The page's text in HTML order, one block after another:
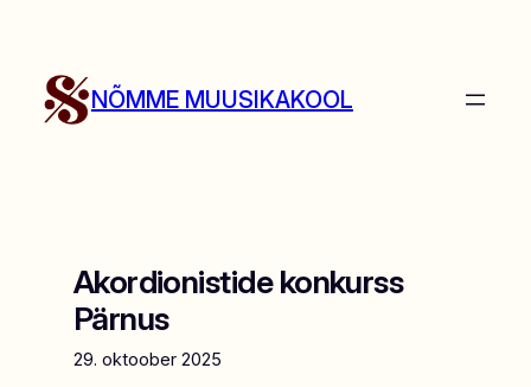
juurde
NÕMME MUUSIKAKOOL
Akordionistide konkurss
Pärnus
29. oktoober 2025